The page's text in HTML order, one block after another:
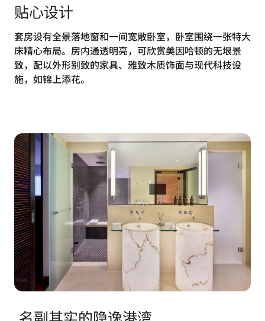
贴心设计
套房设有全景落地窗和一间宽敞卧室，卧室围绕一张特大
床精心布局。房内通透明亮，可欣赏美因哈顿的无垠景
致，配以外形别致的家具、雅致木质饰面与现代科技设
施，如锦上添花。
名副其实的隐逸港湾